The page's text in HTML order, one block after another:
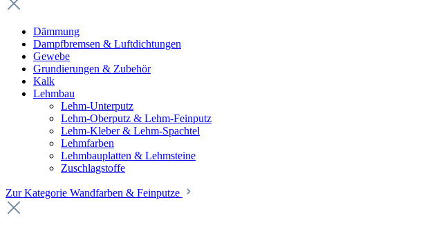
Dämmung
Dampfbremsen & Luftdichtungen
Gewebe
Grundierungen & Zubehör
Kalk
Lehmbau
Lehm-Unterputz
Lehm-Oberputz & Lehm-Feinputz
Lehm-Kleber & Lehm-Spachtel
Lehmfarben
Lehmbauplatten & Lehmsteine
Zuschlagstoffe
Zur Kategorie Wandfarben & Feinputze